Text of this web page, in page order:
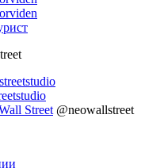
Street @neowallstreet